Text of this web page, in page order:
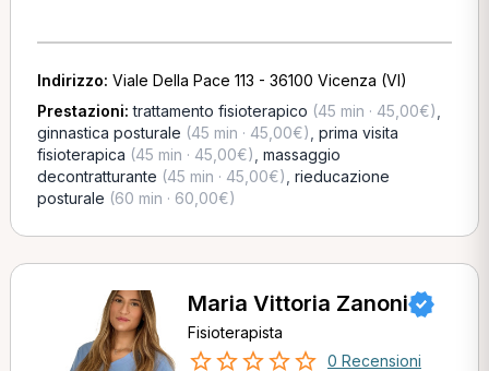
Indirizzo: Viale Della Pace 113 - 36100 Vicenza (VI)
Prestazioni:trattamento fisioterapico (45 min · 45,00€)
ginnastica posturale (45 min · 45,00€) prima visita
fisioterapica (45 min · 45,00€) massaggio
decontratturante (45 min · 45,00€) rieducazione
posturale (60 min · 60,00€)
Maria Vittoria Zanoni
Fisioterapista
0 Recensioni